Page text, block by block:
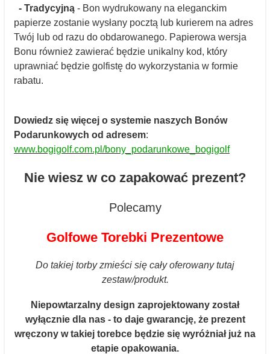
- Tradycyjną - Bon wydrukowany na eleganckim
papierze zostanie wysłany pocztą lub kurierem na adres
Twój lub od razu do obdarowanego. Papierowa wersja
Bonu również zawierać będzie unikalny kod, który
uprawniać będzie golfistę do wykorzystania w formie
rabatu.
Dowiedz się więcej o systemie naszych Bonów
Podarunkowych od adresem:
www.bogigolf.com.pl/bony_podarunkowe_bogigolf
Nie wiesz w co zapakować prezent?
Polecamy
Golfowe Torebki Prezentowe
Do takiej torby zmieści się cały oferowany tutaj
zestaw/produkt.
Niepowtarzalny design zaprojektowany został
wyłącznie dla nas - to daje gwarancję, że prezent
wręczony w takiej torebce będzie się wyróżniał już na
etapie opakowania.